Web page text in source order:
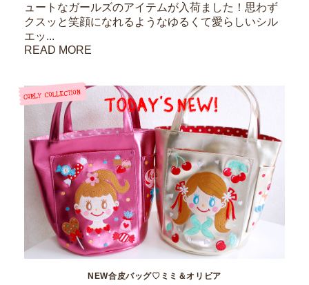
ュートなガールズのアイテムが入荷ました！思わず
クスッと笑顔になれるようなゆるくて愛らしいシル
エッ...
READ MORE
NEW合皮バッグ♡ミミ＆オリビア